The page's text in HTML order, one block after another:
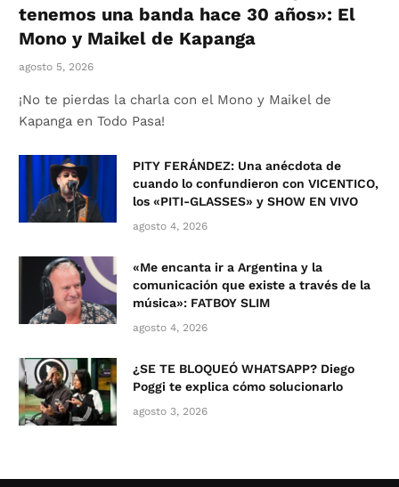
tenemos una banda hace 30 años»: El
Mono y Maikel de Kapanga
agosto 5, 2026
¡No te pierdas la charla con el Mono y Maikel de
Kapanga en Todo Pasa!
PITY FERÁNDEZ: Una anécdota de
cuando lo confundieron con VICENTICO,
los «PITI-GLASSES» y SHOW EN VIVO
agosto 4, 2026
«Me encanta ir a Argentina y la
comunicación que existe a través de la
música»: FATBOY SLIM
agosto 4, 2026
¿SE TE BLOQUEÓ WHATSAPP? Diego
Poggi te explica cómo solucionarlo
agosto 3, 2026